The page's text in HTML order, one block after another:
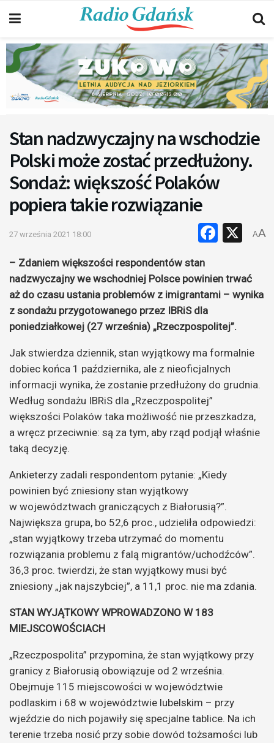
Stan nadzwyczajny na wschodzie
Polski może zostać przedłużony.
Sondaż: większość Polaków
popiera takie rozwiązanie
27 września 2021 18:00 X
AA
– Zdaniem większości respondentów stan
nadzwyczajny we wschodniej Polsce powinien trwać
aż do czasu ustania problemów z imigrantami – wynika
z sondażu przygotowanego przez IBRiS dla
poniedziałkowej (27 września) „Rzeczpospolitej”.
Jak stwierdza dziennik, stan wyjątkowy ma formalnie
dobiec końca 1 października, ale z nieoficjalnych
informacji wynika, że zostanie przedłużony do grudnia.
Według sondażu IBRiS dla „Rzeczpospolitej”
większości Polaków taka możliwość nie przeszkadza,
a wręcz przeciwnie: są za tym, aby rząd podjął właśnie
taką decyzję.
Ankieterzy zadali respondentom pytanie: „Kiedy
powinien być zniesiony stan wyjątkowy
w województwach graniczących z Białorusią?”.
Największa grupa, bo 52,6 proc., udzieliła odpowiedzi:
„stan wyjątkowy trzeba utrzymać do momentu
rozwiązania problemu z falą migrantów/uchodźców”.
36,3 proc. twierdzi, że stan wyjątkowy musi być
zniesiony „jak najszybciej”, a 11,1 proc. nie ma zdania.
STAN WYJĄTKOWY WPROWADZONO W 183
MIEJSCOWOŚCIACH
„Rzeczpospolita” przypomina, że stan wyjątkowy przy
granicy z Białorusią obowiązuje od 2 września.
Obejmuje 115 miejscowości w województwie
podlaskim i 68 w województwie lubelskim – przy
wjeździe do nich pojawiły się specjalne tablice. Na ich
terenie trzeba nosić przy sobie dowód tożsamości lub